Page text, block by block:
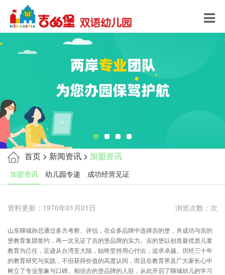
首页 > 新闻资讯 > 加盟资讯
加盟资讯 幼儿园专递 成功经营见证
资料更新：1970年01月01日 浏览次数：次
山东聊城孙总通过多方考察、评估，在众多品牌中选择吉的堡，并成功与吉的
堡教育集团签约，再一次见证了吉的堡品牌的实力。吉的堡以创造最优质儿童
教育为己任，足迹从台湾至大陆，始终坚持用心付出，追求卓越。历经三十年
的教育研究与实践，不但获得价值的高度认同，而且在教育界及广大家长心中
树立了专业形象与口碑。相信吉的堡品牌的入驻，从此开启了聊城幼儿的学习